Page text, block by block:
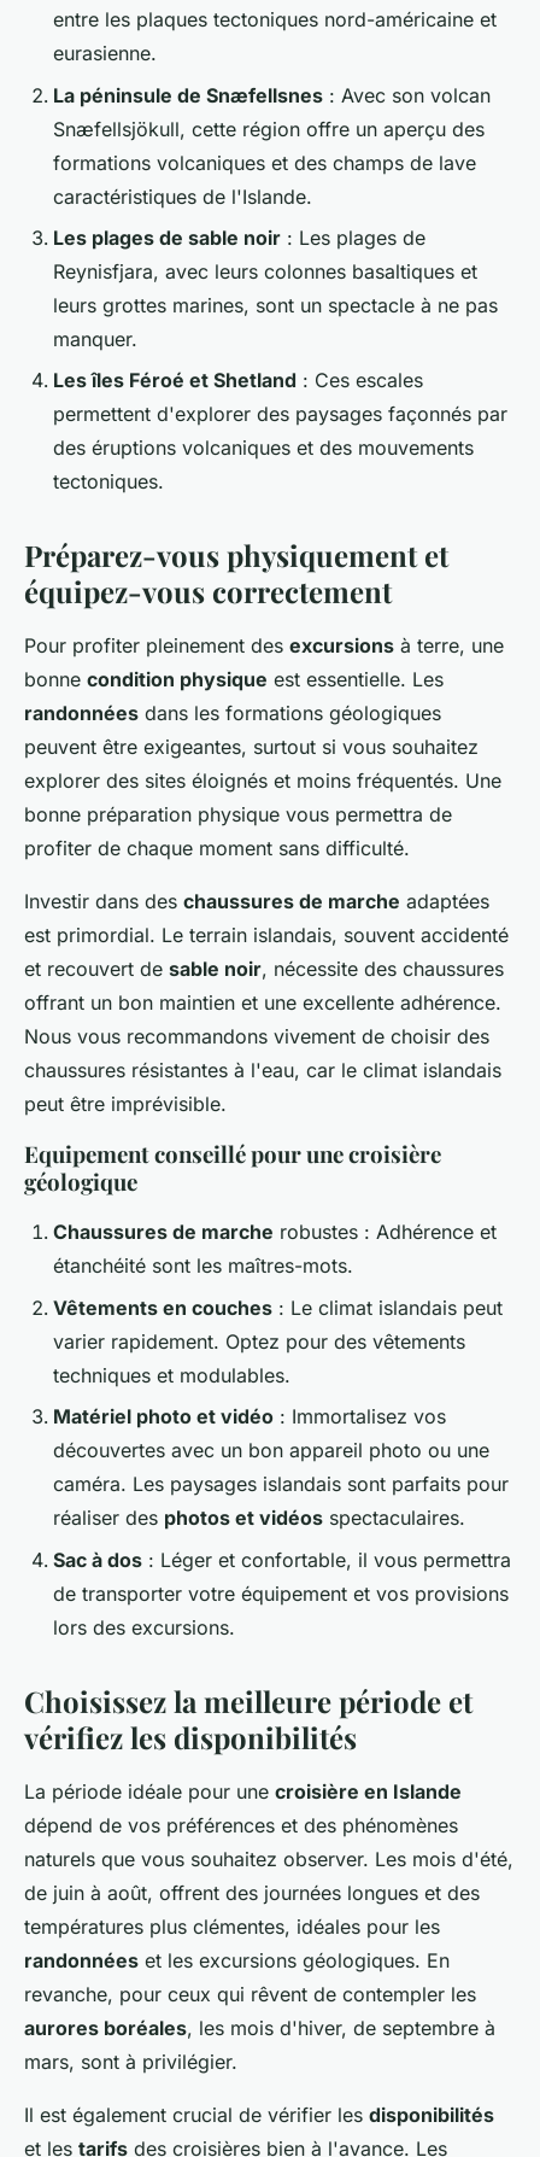
entre les plaques tectoniques nord-américaine et
eurasienne.
La péninsule de Snæfellsnes : Avec son volcan
Snæfellsjökull, cette région offre un aperçu des
formations volcaniques et des champs de lave
caractéristiques de l'Islande.
Les plages de sable noir : Les plages de
Reynisfjara, avec leurs colonnes basaltiques et
leurs grottes marines, sont un spectacle à ne pas
manquer.
Les îles Féroé et Shetland : Ces escales
permettent d'explorer des paysages façonnés par
des éruptions volcaniques et des mouvements
tectoniques.
Préparez-vous physiquement et
équipez-vous correctement
Pour profiter pleinement des excursions à terre, une
bonne condition physique est essentielle. Les
randonnées dans les formations géologiques
peuvent être exigeantes, surtout si vous souhaitez
explorer des sites éloignés et moins fréquentés. Une
bonne préparation physique vous permettra de
profiter de chaque moment sans difficulté.
Investir dans des chaussures de marche adaptées
est primordial. Le terrain islandais, souvent accidenté
et recouvert de sable noir, nécessite des chaussures
offrant un bon maintien et une excellente adhérence.
Nous vous recommandons vivement de choisir des
chaussures résistantes à l'eau, car le climat islandais
peut être imprévisible.
Equipement conseillé pour une croisière
géologique
Chaussures de marche robustes : Adhérence et
étanchéité sont les maîtres-mots.
Vêtements en couches : Le climat islandais peut
varier rapidement. Optez pour des vêtements
techniques et modulables.
Matériel photo et vidéo : Immortalisez vos
découvertes avec un bon appareil photo ou une
caméra. Les paysages islandais sont parfaits pour
réaliser des photos et vidéos spectaculaires.
Sac à dos : Léger et confortable, il vous permettra
de transporter votre équipement et vos provisions
lors des excursions.
Choisissez la meilleure période et
vérifiez les disponibilités
La période idéale pour une croisière en Islande
dépend de vos préférences et des phénomènes
naturels que vous souhaitez observer. Les mois d'été,
de juin à août, offrent des journées longues et des
températures plus clémentes, idéales pour les
randonnées et les excursions géologiques. En
revanche, pour ceux qui rêvent de contempler les
aurores boréales, les mois d'hiver, de septembre à
mars, sont à privilégier.
Il est également crucial de vérifier les disponibilités
et les tarifs des croisières bien à l'avance. Les